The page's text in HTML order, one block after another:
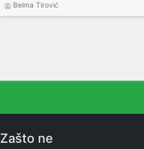
Belma Tirović
Zašto ne